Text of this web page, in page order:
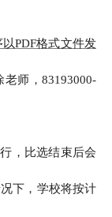
PDF格式文件发
师，83193000-
，比选结束后会
下，学校将按计